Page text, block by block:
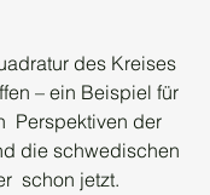
des Kreises
– ein Beispiel für
Perspektiven der
die schwedischen
schon jetzt.